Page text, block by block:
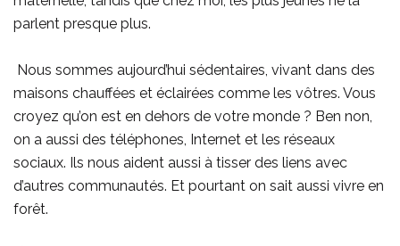
parlent presque plus.
Nous sommes aujourd’hui sédentaires, vivant dans des
maisons chauffées et éclairées comme les vôtres. Vous
croyez qu’on est en dehors de votre monde ? Ben non,
on a aussi des téléphones, Internet et les réseaux
sociaux. Ils nous aident aussi à tisser des liens avec
d’autres communautés. Et pourtant on sait aussi vivre en
forêt.